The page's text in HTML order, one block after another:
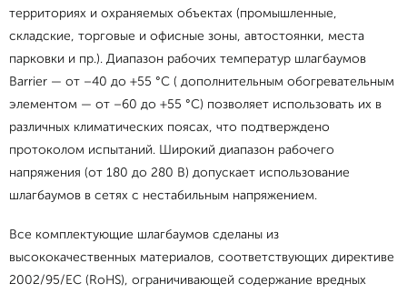
территориях и охраняемых объектах (промышленные,
складские, торговые и офисные зоны, автостоянки, места
парковки и пр.). Диапазон рабочих температур шлагбаумов
Barrier — от –40 до +55 °C ( дополнительным обогревательным
элементом — от –60 до +55 °C) позволяет использовать их в
различных климатических поясах, что подтверждено
протоколом испытаний. Широкий диапазон рабочего
напряжения (от 180 до 280 В) допускает использование
шлагбаумов в сетях с нестабильным напряжением.
Все комплектующие шлагбаумов сделаны из
высококачественных материалов, соответствующих директиве
2002/95/EC (RoHS), ограничивающей содержание вредных